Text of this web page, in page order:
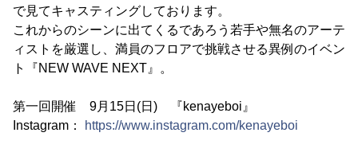
で見てキャスティングしております。
これからのシーンに出てくるであろう若手や無名のアーテ
ィストを厳選し、満員のフロアで挑戦させる異例のイベン
ト『NEW WAVE NEXT』。
第一回開催 9月15日(日) 『kenayeboi』
Instagram：
https://www.instagram.com/kenayeboi